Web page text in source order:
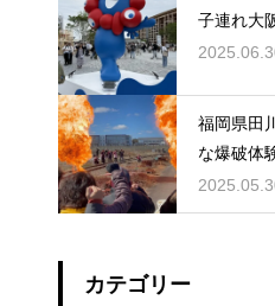
子連れ大
福岡県田
な爆破体
カテゴリー